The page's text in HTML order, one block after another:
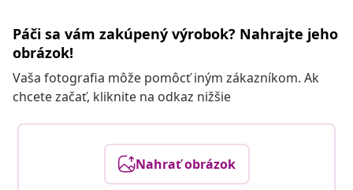
Páči sa vám zakúpený výrobok? Nahrajte jeho
obrázok!
Vaša fotografia môže pomôcť iným zákazníkom. Ak
chcete začať, kliknite na odkaz nižšie
Nahrať obrázok